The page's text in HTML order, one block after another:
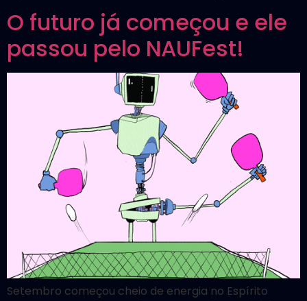
O futuro já começou e ele
passou pelo NAUFest!
Setembro começou cheio de energia no Espírito